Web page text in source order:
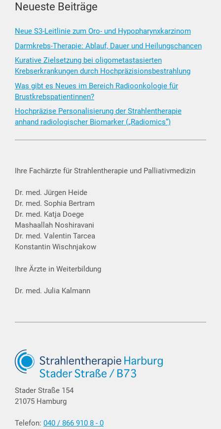
Neueste Beiträge
Neue S3-Leitlinie zum Oro- und Hypopharynxkarzinom
Darmkrebs-Therapie: Ablauf, Dauer und Heilungschancen
Kurative Zielsetzung bei oligometastasierten
Krebserkrankungen durch Hochpräzisionsbestrahlung
Was gibt es Neues im Bereich Radioonkologie für
Brustkrebspatientinnen?
Hochpräzise Personalisierung der Strahlentherapie
anhand radiologischer Biomarker („Radiomics“)
Ihre Fachärzte für Strahlentherapie und Palliativmedizin
Dr. med. Jürgen Heide
Dr. med. Sophia Bertram
Dr. med. Katja Doege
Mashaallah Noshiravani
Dr. med. Valentin Tarcea
Konstantin Wischnjakow
Ihre Ärzte in Weiterbildung
Dr. med. Julia Kalmann
Stader Straße 154
21075 Hamburg
Telefon: 040 / 866 910 8 - 0